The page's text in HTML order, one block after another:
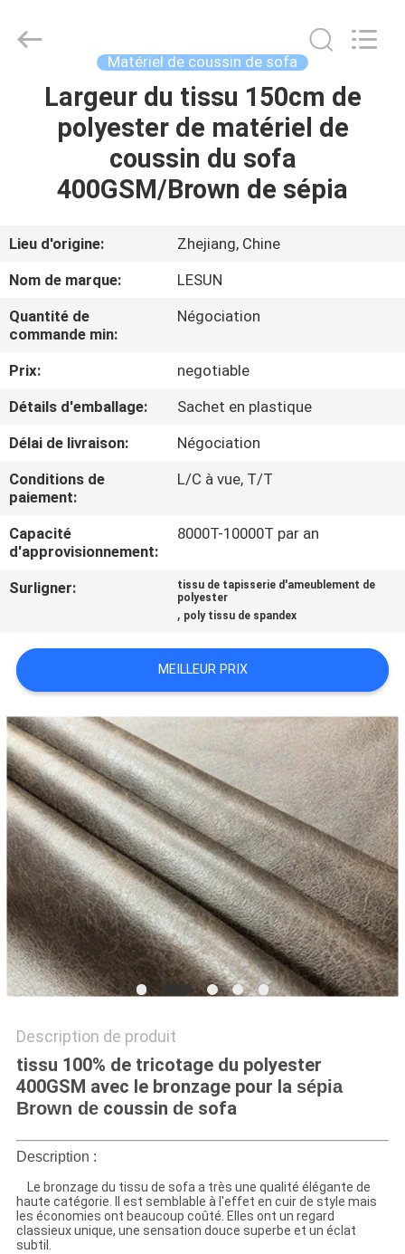
MAISON
PRODUITS
SUJET
DE
NOUS
VISITE
D'USINE
CONTRÔLE
DE
QUALITÉ
CONTACTEZ-
NOUS
NOUVELLES
DEMANDEZ
UNE
CITATION
PLAN
DU
SITE
PRIVACY
POLICY
Textile
Technology
Matériel de coussin de sofa
Largeur du tissu 150cm de
polyester de matériel de
coussin du sofa
400GSM/Brown de sépia
Lieu d'origine:
Zhejiang, Chine
Nom de marque:
LESUN
Quantité de
commande min:
Négociation
Prix:
negotiable
Détails d'emballage:
Sachet en plastique
Délai de livraison:
Négociation
Conditions de
paiement:
L/C à vue, T/T
Capacité
d'approvisionnement:
8000T-10000T par an
Surligner:
tissu de tapisserie d'ameublement de
polyester
, poly tissu de spandex
MEILLEUR PRIX
Description de produit
tissu 100% de tricotage du polyester
400GSM avec le bronzage pour la sépia
Brown decoussin desofa
Description :
Le bronzage du tissu de sofa a très une qualité élégante de
haute catégorie. Il est semblable à l'effet en cuir de style mais
les économies ont beaucoup coûté. Elles ont un regard
classieux unique, une sensation douce superbe et un éclat
subtil.